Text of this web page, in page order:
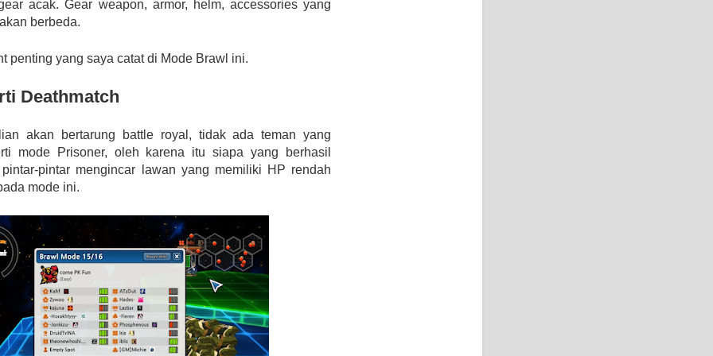
acak. Gear weapon, armor, helm, accessories yang
berbeda.
penting yang saya catat di Mode Brawl ini.
Deathmatch
akan bertarung battle royal, tidak ada teman yang
mode Prisoner, oleh karena itu siapa yang berhasil
pintar mengincar lawan yang memiliki HP rendah
mode ini.